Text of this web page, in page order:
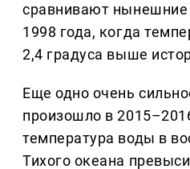
сравнивают нынешние
1998 года, когда
2,4 градуса выше
Еще одно очень
произошло в
температура воды в
Тихого океана